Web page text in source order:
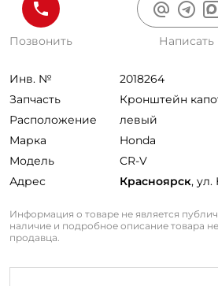
Позвонить Написать
Инв. №
2018264
Запчасть
Кронштейн
Расположение
левый
Марка
Honda
Модель
CR-V
Адрес
Красноярск, ул.
Информация о товаре не является
наличие и подробное описание товара
продавца.